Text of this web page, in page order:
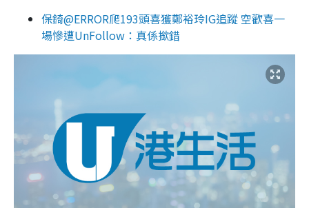
保錡@ERROR爬193頭喜獲鄭裕玲IG追蹤 空歡喜一
場慘遭UnFollow：真係撳錯